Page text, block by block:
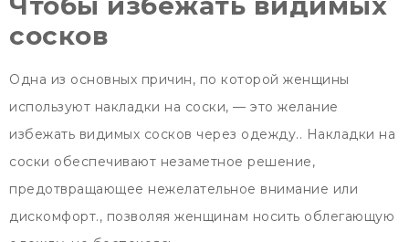
сосков
Одна из основных причин, по которой женщины
используют накладки на соски, — это желание
избежать видимых сосков через одежду.. Накладки на
соски обеспечивают незаметное решение,
предотвращающее нежелательное внимание или
дискомфорт., позволяя женщинам носить облегающую